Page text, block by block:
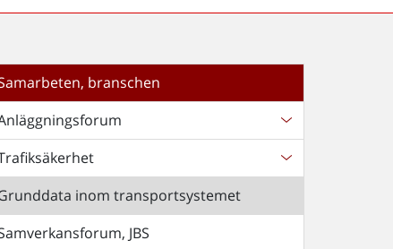
branschen
inom transportsystemet
JBS